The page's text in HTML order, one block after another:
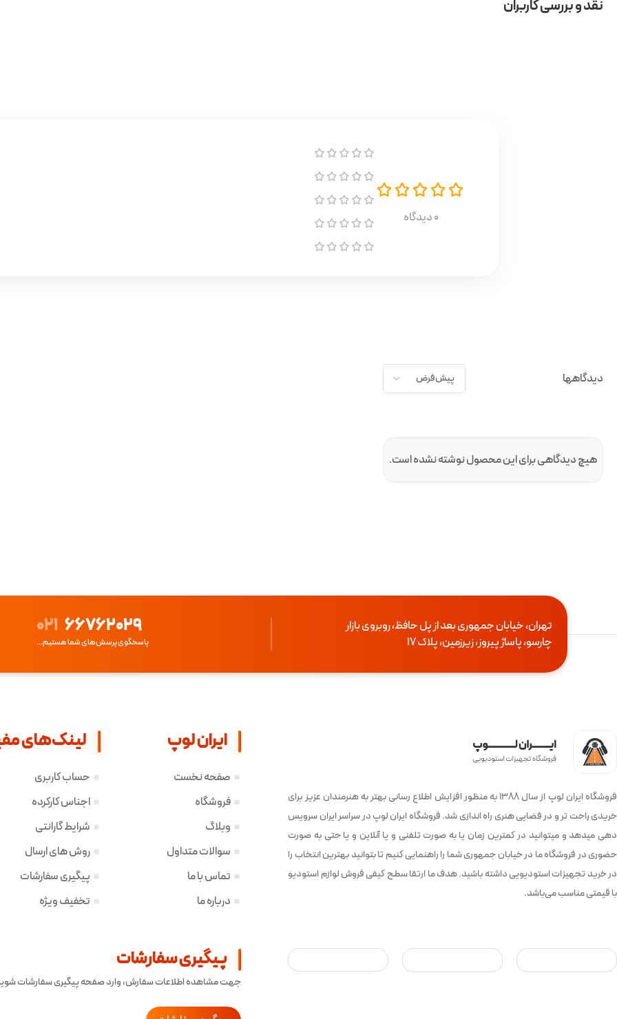
نقد و بررسی کاربران
0 دیدگاه
دیدگاهها
هیچ دیدگاهی برای این محصول نوشته نشده است.
تهران، خیابان جمهوری بعد از پل حافظ، روبروی بازار
چارسو، پاساژ پیروز، زیرزمین، پلاک 17
66762029
021
پاسخگوی پرسش‌های شما هستیم...
فروشگاه ایران لوپ از سال 1388 به منظور افزایش اطلاع رسانی بهتر به هنرمندان عزیز برای
خریدی راحت تر و در فضایی هنری راه اندازی شد. فروشگاه ایران لوپ در سراسر ایران سرویس
دهی میدهد و میتوانید در کمترین زمان یا به صورت تلفنی و یا آنلاین و یا حتی به صورت
حضوری در فروشگاه ما در خیابان جمهوری شما را راهنمایی کنیم تا بتوانید بهترین انتخاب را
در خرید تجهیزات استودیویی داشته باشید. هدف ما ارتقا سطح کیفی فروش لوازم استودیو
با قیمتی مناسب می‌باشد.
ایران لوپ
صفحه نخست
فروشگاه
وبلاگ
سوالات متداول
تماس با ما
درباره ما
لینک‌های
حساب کاربری
اجناس کارکرده
شرایط گارانتی
روش های ارسال
پیگیری سفارشات
تخفیف ویژه
پیگیری سفارشات
جهت مشاهده اطلاعات سفارش، وارد صفحه پیگیری سفارشات